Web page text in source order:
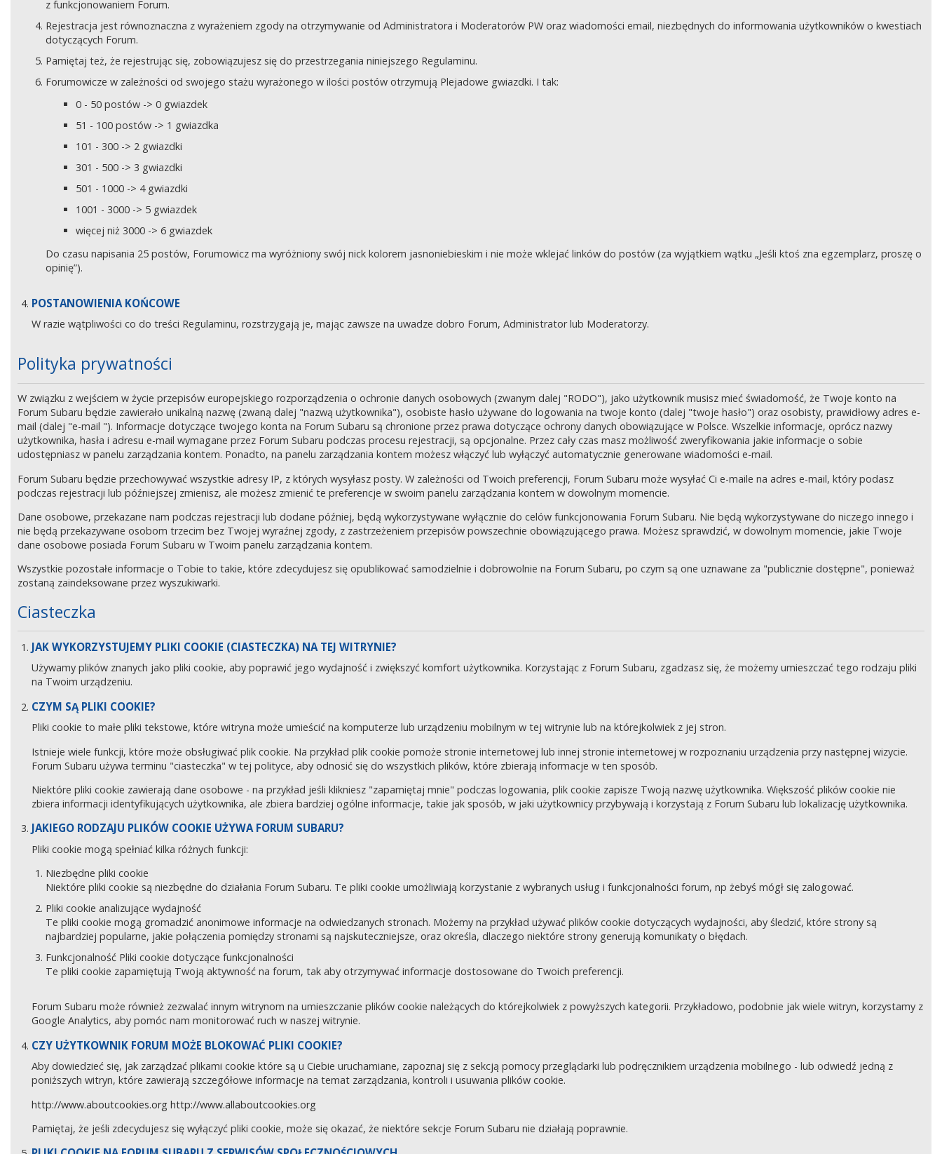
z funkcjonowaniem Forum.
Rejestracja jest równoznaczna z wyrażeniem zgody na otrzymywanie od Administratora i Moderatorów PW oraz wiadomości email, niezbędnych do informowania użytkowników o kwestiach
dotyczących Forum.
Pamiętaj też, że rejestrując się, zobowiązujesz się do przestrzegania niniejszego Regulaminu.
Forumowicze w zależności od swojego stażu wyrażonego w ilości postów otrzymują Plejadowe gwiazdki. I tak:
0 - 50 postów -> 0 gwiazdek
51 - 100 postów -> 1 gwiazdka
101 - 300 -> 2 gwiazdki
301 - 500 -> 3 gwiazdki
501 - 1000 -> 4 gwiazdki
1001 - 3000 -> 5 gwiazdek
więcej niż 3000 -> 6 gwiazdek
Do czasu napisania 25 postów, Forumowicz ma wyróżniony swój nick kolorem jasnoniebieskim i nie może wklejać linków do postów (za wyjątkiem wątku „Jeśli ktoś zna egzemplarz, proszę o
opinię”).
POSTANOWIENIA KOŃCOWE
W razie wątpliwości co do treści Regulaminu, rozstrzygają je, mając zawsze na uwadze dobro Forum, Administrator lub Moderatorzy.
Polityka prywatności
W związku z wejściem w życie przepisów europejskiego rozporządzenia o ochronie danych osobowych (zwanym dalej "RODO"), jako użytkownik musisz mieć świadomość, że Twoje konto na
Forum Subaru będzie zawierało unikalną nazwę (zwaną dalej "nazwą użytkownika"), osobiste hasło używane do logowania na twoje konto (dalej "twoje hasło") oraz osobisty, prawidłowy adres e-
mail (dalej "e-mail "). Informacje dotyczące twojego konta na Forum Subaru są chronione przez prawa dotyczące ochrony danych obowiązujące w Polsce. Wszelkie informacje, oprócz nazwy
użytkownika, hasła i adresu e-mail wymagane przez Forum Subaru podczas procesu rejestracji, są opcjonalne. Przez cały czas masz możliwość zweryfikowania jakie informacje o sobie
udostępniasz w panelu zarządzania kontem. Ponadto, na panelu zarządzania kontem możesz włączyć lub wyłączyć automatycznie generowane wiadomości e-mail.
Forum Subaru będzie przechowywać wszystkie adresy IP, z których wysyłasz posty. W zależności od Twoich preferencji, Forum Subaru może wysyłać Ci e-maile na adres e-mail, który podasz
podczas rejestracji lub późniejszej zmienisz, ale możesz zmienić te preferencje w swoim panelu zarządzania kontem w dowolnym momencie.
Dane osobowe, przekazane nam podczas rejestracji lub dodane później, będą wykorzystywane wyłącznie do celów funkcjonowania Forum Subaru. Nie będą wykorzystywane do niczego innego i
nie będą przekazywane osobom trzecim bez Twojej wyraźnej zgody, z zastrzeżeniem przepisów powszechnie obowiązującego prawa. Możesz sprawdzić, w dowolnym momencie, jakie Twoje
dane osobowe posiada Forum Subaru w Twoim panelu zarządzania kontem.
Wszystkie pozostałe informacje o Tobie to takie, które zdecydujesz się opublikować samodzielnie i dobrowolnie na Forum Subaru, po czym są one uznawane za "publicznie dostępne", ponieważ
zostaną zaindeksowane przez wyszukiwarki.
Ciasteczka
JAK WYKORZYSTUJEMY PLIKI COOKIE (CIASTECZKA) NA TEJ WITRYNIE?
Używamy plików znanych jako pliki cookie, aby poprawić jego wydajność i zwiększyć komfort użytkownika. Korzystając z Forum Subaru, zgadzasz się, że możemy umieszczać tego rodzaju pliki
na Twoim urządzeniu.
CZYM SĄ PLIKI COOKIE?
Pliki cookie to małe pliki tekstowe, które witryna może umieścić na komputerze lub urządzeniu mobilnym w tej witrynie lub na którejkolwiek z jej stron.
Istnieje wiele funkcji, które może obsługiwać plik cookie. Na przykład plik cookie pomoże stronie internetowej lub innej stronie internetowej w rozpoznaniu urządzenia przy następnej wizycie.
Forum Subaru używa terminu "ciasteczka" w tej polityce, aby odnosić się do wszystkich plików, które zbierają informacje w ten sposób.
Niektóre pliki cookie zawierają dane osobowe - na przykład jeśli klikniesz "zapamiętaj mnie" podczas logowania, plik cookie zapisze Twoją nazwę użytkownika. Większość plików cookie nie
zbiera informacji identyfikujących użytkownika, ale zbiera bardziej ogólne informacje, takie jak sposób, w jaki użytkownicy przybywają i korzystają z Forum Subaru lub lokalizację użytkownika.
JAKIEGO RODZAJU PLIKÓW COOKIE UŻYWA FORUM SUBARU?
Pliki cookie mogą spełniać kilka różnych funkcji:
Niezbędne pliki cookie
Niektóre pliki cookie są niezbędne do działania Forum Subaru. Te pliki cookie umożliwiają korzystanie z wybranych usług i funkcjonalności forum, np żebyś mógł się zalogować.
Pliki cookie analizujące wydajność
Te pliki cookie mogą gromadzić anonimowe informacje na odwiedzanych stronach. Możemy na przykład używać plików cookie dotyczących wydajności, aby śledzić, które strony są
najbardziej popularne, jakie połączenia pomiędzy stronami są najskuteczniejsze, oraz określa, dlaczego niektóre strony generują komunikaty o błędach.
Funkcjonalność Pliki cookie dotyczące funkcjonalności
Te pliki cookie zapamiętują Twoją aktywność na forum, tak aby otrzymywać informacje dostosowane do Twoich preferencji.
Forum Subaru może również zezwalać innym witrynom na umieszczanie plików cookie należących do którejkolwiek z powyższych kategorii. Przykładowo, podobnie jak wiele witryn, korzystamy z
Google Analytics, aby pomóc nam monitorować ruch w naszej witrynie.
CZY UŻYTKOWNIK FORUM MOŻE BLOKOWAĆ PLIKI COOKIE?
Aby dowiedzieć się, jak zarządzać plikami cookie które są u Ciebie uruchamiane, zapoznaj się z sekcją pomocy przeglądarki lub podręcznikiem urządzenia mobilnego - lub odwiedź jedną z
poniższych witryn, które zawierają szczegółowe informacje na temat zarządzania, kontroli i usuwania plików cookie.
http://www.aboutcookies.org http://www.allaboutcookies.org
Pamiętaj, że jeśli zdecydujesz się wyłączyć pliki cookie, może się okazać, że niektóre sekcje Forum Subaru nie działają poprawnie.